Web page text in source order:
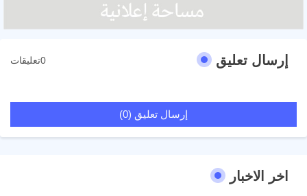
إرسال تعليق 0تعليقات
إرسال تعليق (0)
اخر الاخبار